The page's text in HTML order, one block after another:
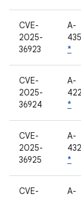
CVE-
2025-
36923
A-
*
CVE-
2025-
36924
A-
*
CVE-
2025-
36925
A-
*
CVE-
A-